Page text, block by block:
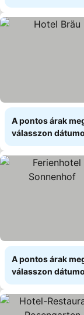
A pontos árak
válasszon
A pontos árak
válasszon